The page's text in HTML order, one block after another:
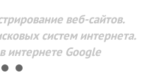
веб-сайтов.
систем интернета.
интернете Google